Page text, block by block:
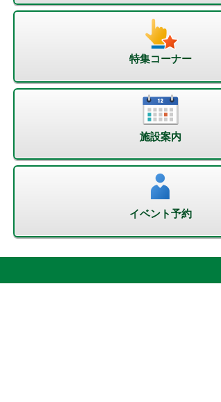
特集コーナー
施設案内
イベント予約